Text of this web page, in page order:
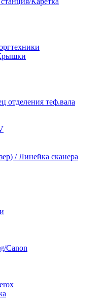
отделения теф.вала
/ Линейка сканера
Canon